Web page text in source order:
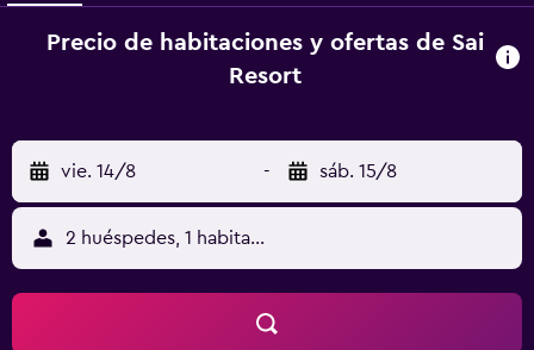
Precio de habitaciones y ofertas de Sai
Resort
vie. 14/8 - sáb. 15/8
2 huéspedes, 1 habitación